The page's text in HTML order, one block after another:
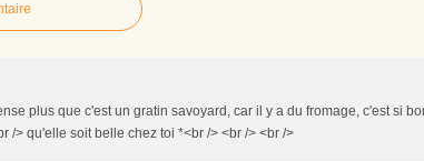
plus que c'est un gratin savoyard, car il y a du fromage, c'est si
/> qu'elle soit belle chez toi *<br /> <br /> <br />